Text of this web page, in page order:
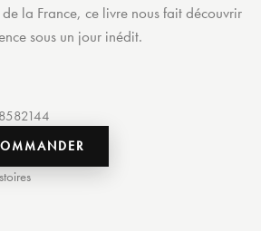
la France, ce livre nous fait découvrir
sous un jour inédit.